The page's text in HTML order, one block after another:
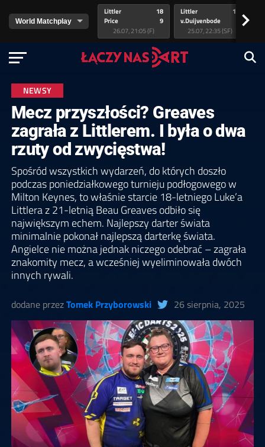
Littler
Price
18
9
26.07, 21:05 (F)
Littler
v.Duijvenbode
17
25.07, 22:35 (SF)
>
NEWSY
Mecz przyszłości? Greaves
zagrała z Littlerem. I była o dwa
rzuty od zwycięstwa!
Spośród wszystkich wydarzeń, do których doszło
podczas poniedziałkowego turnieju podłogowego w
Milton Keynes, to właśnie starcie 18-letniego Luke’a
Littlera z 21-letnią Beau Greaves odbiło się
największym echem. Najlepszy darter świata
minimalnie pokonał najlepszą darterkę świata.
Angielce nie można jednak niczego odebrać – zagrała
znakomity mecz, a wcześniej wyeliminowała dwóch
innych rywali.
dodane przezTomek Przyborowski 26 sierpnia, 2025